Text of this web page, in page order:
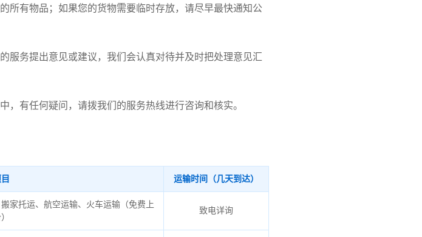
所有物品；如果您的货物需要临时存放，请尽早最快通知公
服务提出意见或建议，我们会认真对待并及时把处理意见汇
有任何疑问，请拨我们的服务热线进行咨询和核实。
运输时间（几天到达）
家托运、航空运输、火车运输（免费上
致电详询